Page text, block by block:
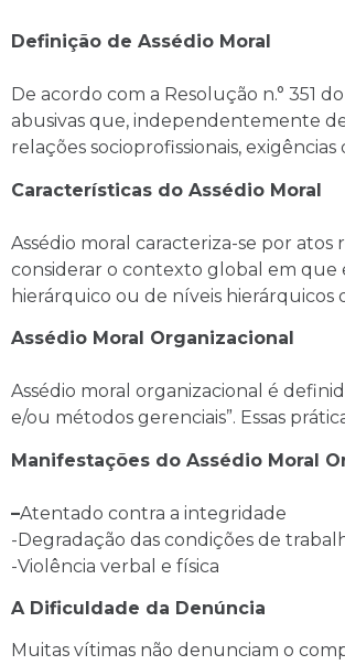
Definição de Assédio Moral
De acordo com a Resolução n.° 351
abusivas que, independentemente
relações socioprofissionais,
Características do Assédio Moral
Assédio moral caracteriza-se por
considerar o contexto global em que
hierárquico ou de níveis hierárquicos
Assédio Moral Organizacional
Assédio moral organizacional é
e/ou métodos gerenciais”. Essas
Manifestações do Assédio Moral
–Atentado contra a integridade
-Degradação das condições de
-Violência verbal e física
A Dificuldade da Denúncia
Muitas vítimas não denunciam o